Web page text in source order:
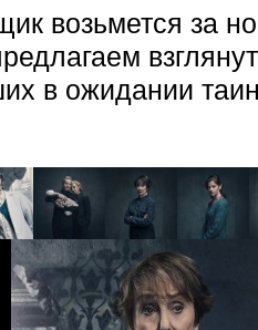
возьмется за
в ожидании